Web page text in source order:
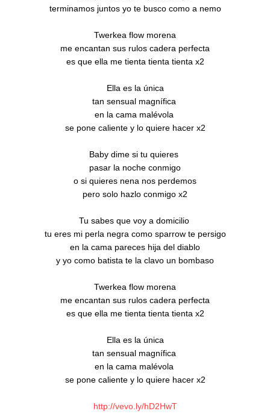
terminamos juntos yo te busco como a nemo
Twerkea flow morena
me encantan sus rulos cadera perfecta
es que ella me tienta tienta tienta x2
Ella es la única
tan sensual magnífica
en la cama malévola
se pone caliente y lo quiere hacer x2
Baby dime si tu quieres
pasar la noche conmigo
o si quieres nena nos perdemos
pero solo hazlo conmigo x2
Tu sabes que voy a domicilio
tu eres mi perla negra como sparrow te persigo
en la cama pareces hija del diablo
y yo como batista te la clavo un bombaso
Twerkea flow morena
me encantan sus rulos cadera perfecta
es que ella me tienta tienta tienta x2
Ella es la única
tan sensual magnífica
en la cama malévola
se pone caliente y lo quiere hacer x2
http://vevo.ly/hD2HwT